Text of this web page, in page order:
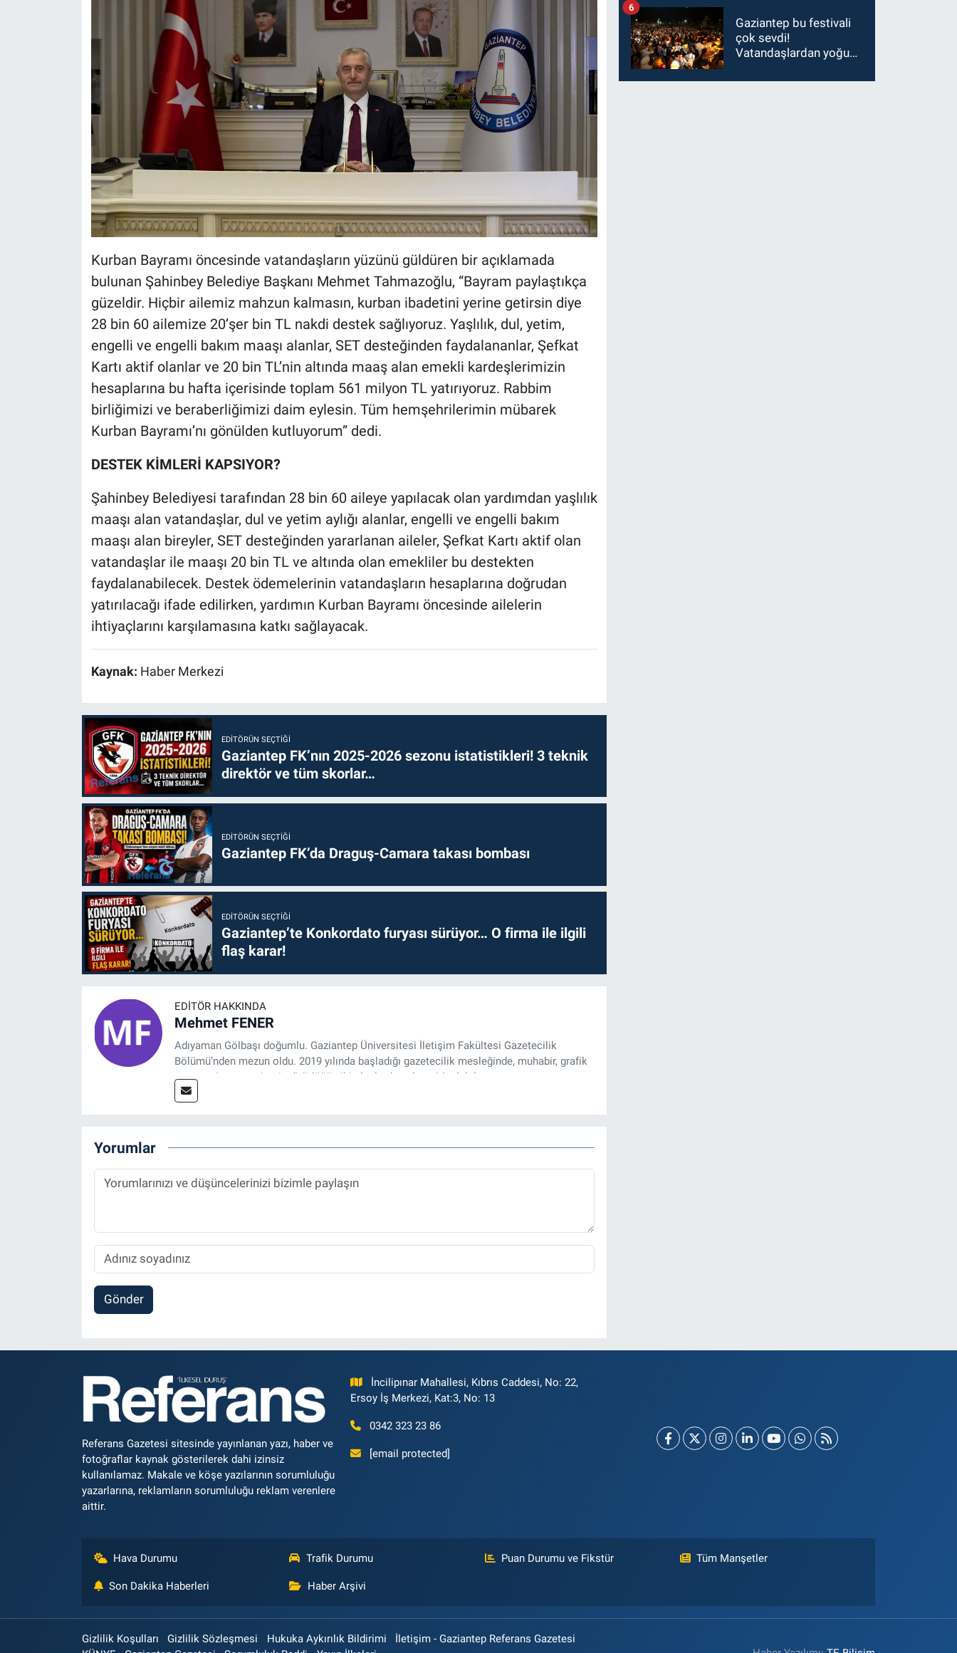
Kurban Bayramı öncesinde vatandaşların yüzünü güldüren bir açıklamada
bulunan Şahinbey Belediye Başkanı Mehmet Tahmazoğlu, “Bayram paylaştıkça
güzeldir. Hiçbir ailemiz mahzun kalmasın, kurban ibadetini yerine getirsin diye
28 bin 60 ailemize 20’şer bin TL nakdi destek sağlıyoruz. Yaşlılık, dul, yetim,
engelli ve engelli bakım maaşı alanlar, SET desteğinden faydalananlar, Şefkat
Kartı aktif olanlar ve 20 bin TL’nin altında maaş alan emekli kardeşlerimizin
hesaplarına bu hafta içerisinde toplam 561 milyon TL yatırıyoruz. Rabbim
birliğimizi ve beraberliğimizi daim eylesin. Tüm hemşehrilerimin mübarek
Kurban Bayramı’nı gönülden kutluyorum” dedi.
DESTEK KİMLERİ KAPSIYOR?
Şahinbey Belediyesi tarafından 28 bin 60 aileye yapılacak olan yardımdan yaşlılık
maaşı alan vatandaşlar, dul ve yetim aylığı alanlar, engelli ve engelli bakım
maaşı alan bireyler, SET desteğinden yararlanan aileler, Şefkat Kartı aktif olan
vatandaşlar ile maaşı 20 bin TL ve altında olan emekliler bu destekten
faydalanabilecek. Destek ödemelerinin vatandaşların hesaplarına doğrudan
yatırılacağı ifade edilirken, yardımın Kurban Bayramı öncesinde ailelerin
ihtiyaçlarını karşılamasına katkı sağlayacak.
Kaynak: Haber Merkezi
EDITÖRÜN SEÇTIĞI
Gaziantep FK’nın 2025-2026 sezonu istatistikleri! 3 teknik
direktör ve tüm skorlar…
EDITÖRÜN SEÇTIĞI
Gaziantep FK’da Draguş-Camara takası bombası
EDITÖRÜN SEÇTIĞI
Gaziantep’te Konkordato furyası sürüyor… O firma ile ilgili
flaş karar!
EDITÖR HAKKINDA
Mehmet FENER
Adıyaman Gölbaşı doğumlu. Gaziantep Üniversitesi İletişim Fakültesi Gazetecilik
Bölümü’nden mezun oldu. 2019 yılında başladığı gazetecilik mesleğinde, muhabir, grafik
tasarım, internet sitesi editörlüğü gibi alanlarda çalıştı. Meslek hayatına
Referansgazetesi.com.tr’de yazı işleri müdürü ve “Güncel, Spor ve Teknolojiden Sorumlu
Yorumlar
Gönder
Gaziantep bu festivali
çok sevdi!
Vatandaşlardan yoğun
6
Referans Gazetesi sitesinde yayınlanan yazı, haber ve
fotoğraflar kaynak gösterilerek dahi izinsiz
kullanılamaz. Makale ve köşe yazılarının sorumluluğu
yazarlarına, reklamların sorumluluğu reklam verenlere
aittir.
İncilipınar Mahallesi, Kıbrıs Caddesi, No: 22,
Ersoy İş Merkezi, Kat:3, No: 13
0342 323 23 86
[email protected]
Hava Durumu Trafik Durumu Puan Durumu ve Fikstür Tüm Manşetler
Son Dakika Haberleri Haber Arşivi
Gizlilik Koşulları Gizlilik Sözleşmesi Hukuka Aykırılık Bildirimi
İletişim - Gaziantep Referans Gazetesi